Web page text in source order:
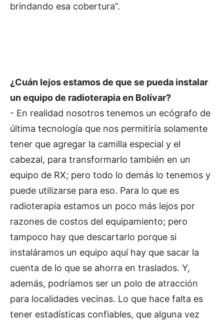
brindando esa cobertura”.
¿Cuán lejos estamos de que se pueda instalar
un equipo de radioterapia en Bolívar?
- En realidad nosotros tenemos un ecógrafo de
última tecnología que nos permitiría solamente
tener que agregar la camilla especial y el
cabezal, para transformarlo también en un
equipo de RX; pero todo lo demás lo tenemos y
puede utilizarse para eso. Para lo que es
radioterapia estamos un poco más lejos por
razones de costos del equipamiento; pero
tampoco hay que descartarlo porque si
instaláramos un equipo aquí hay que sacar la
cuenta de lo que se ahorra en traslados. Y,
además, podríamos ser un polo de atracción
para localidades vecinas. Lo que hace falta es
tener estadísticas confiables, que alguna vez